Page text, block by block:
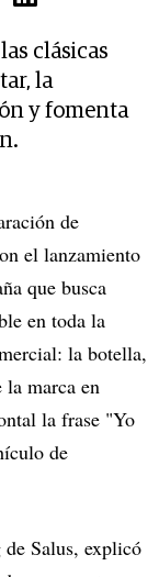
clásicas
la
y fomenta
de
el lanzamiento
que busca
en toda la
la botella,
la marca en
la frase "Yo
de
Salus, explicó